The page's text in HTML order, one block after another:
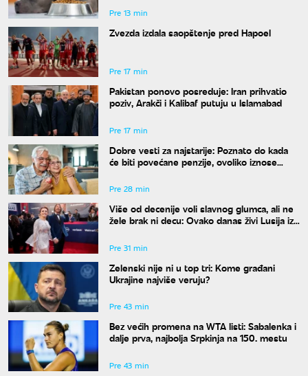
Pre 13 min
Zvezda izdala saopštenje pred Hapoel
Pre 17 min
Pakistan ponovo posreduje: Iran prihvatio
poziv, Arakči i Kalibaf putuju u Islamabad
Pre 17 min
Dobre vesti za najstarije: Poznato do kada
će biti povećane penzije, ovoliko iznose
Pre 28 min
Više od decenije voli slavnog glumca, ali ne
žele brak ni decu: Ovako danas živi Lusija iz
Pre 31 min
Zelenski nije ni u top tri: Kome građani
Ukrajine najviše veruju?
Pre 43 min
Bez većih promena na WTA listi: Sabalenka i
dalje prva, najbolja Srpkinja na 150. mestu
Pre 43 min